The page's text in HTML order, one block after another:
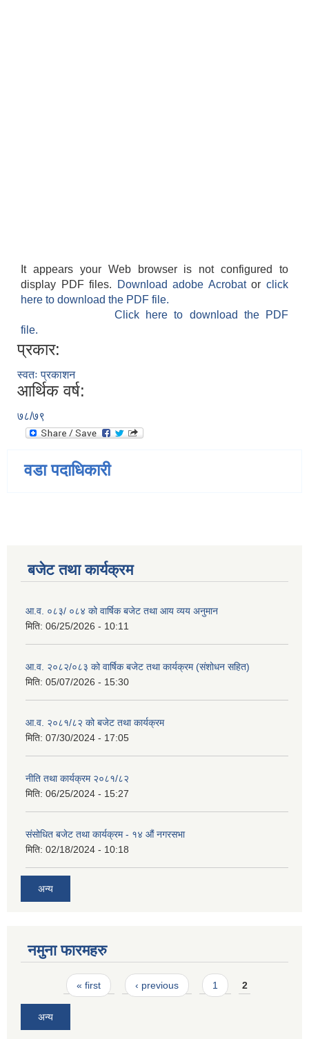
It appears your Web browser is not configured to
display PDF files.
Download adobe Acrobatorclick
here to download the PDF file.
Click here to download the PDF
file.
प्रकार:
स्वतः प्रकाशन
आर्थिक वर्ष:
७८/७९
वडा पदाधिकारी
बजेट तथा कार्यक्रम
आ.व. ०८३/ ०८४ को वार्षिक बजेट तथा आय व्यय अनुमान
मिति: 06/25/2026 - 10:11
आ.व. २०८२/०८३ को वार्षिक बजेट तथा कार्यक्रम (संशोधन सहित)
मिति: 05/07/2026 - 15:30
आ.व. २०८१/८२ को बजेट तथा कार्यक्रम
मिति: 07/30/2024 - 17:05
नीति तथा कार्यक्रम २०८१/८२
मिति: 06/25/2024 - 15:27
संसोधित बजेट तथा कार्यक्रम - १४ औं नगरसभा
मिति: 02/18/2024 - 10:18
अन्य
नमुना फारमहरु
Pages« first ‹ previous 1 2
अन्य